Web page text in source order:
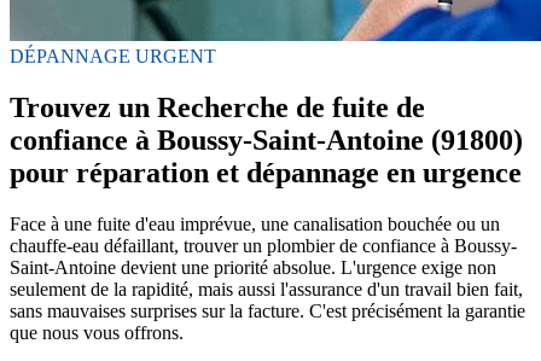
DÉPANNAGE URGENT
Trouvez un Recherche de fuite de
confiance à Boussy-Saint-Antoine (91800)
pour réparation et dépannage en urgence
Face à une fuite d'eau imprévue, une canalisation bouchée ou un
chauffe-eau défaillant, trouver un plombier de confiance à Boussy-
Saint-Antoine devient une priorité absolue. L'urgence exige non
seulement de la rapidité, mais aussi l'assurance d'un travail bien fait,
sans mauvaises surprises sur la facture. C'est précisément la garantie
que nous vous offrons.